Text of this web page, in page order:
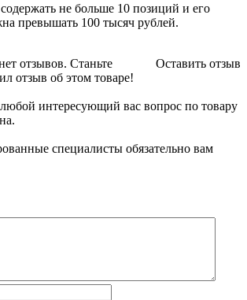
не больше 10 позиций и его
превышать 100 тысяч рублей.
Оставить отзыв
отзывов. Станьте
отзыв об этом товаре!
интересующий вас вопрос по товару
специалисты обязательно вам